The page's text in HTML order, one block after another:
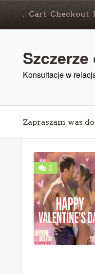
. Cart Checkout
Konsultacje w
Zapraszam was
0